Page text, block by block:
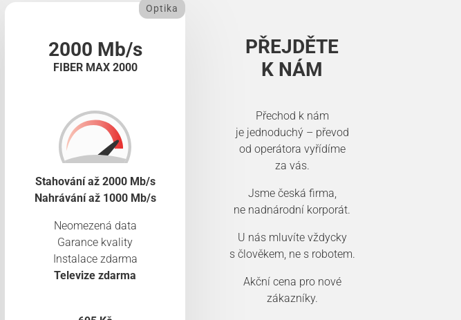
2000 Mb/s
FIBER MAX 2000
Optika
Stahování až 2000 Mb/s
Nahrávání až 1000 Mb/s
Neomezená data
Garance kvality
Instalace zdarma
Televize zdarma
PŘEJDĚTE
K NÁM
Přechod k nám
je jednoduchý – převod
od operátora vyřídíme
za vás.
Jsme česká firma,
ne nadnárodní korporát.
U nás mluvíte vždycky
s člověkem, ne s robotem.
Akční cena pro nové
zákazníky.